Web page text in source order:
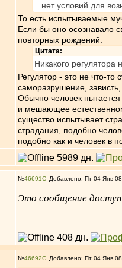
...нет условий для
То есть испытываемые
Если бы оно осознавало
повторных рождений.
Цитата:
Никакого регулятора
Регулятор - это не что-то
саморазрушение,
Обычно человек пытается
и мешающее
существо испытывает
страдания, подобно
подобно как и человек в
№46691 Добавлено: Пт 04 Янв
Это сообщение
№46692 Добавлено: Пт 04 Янв